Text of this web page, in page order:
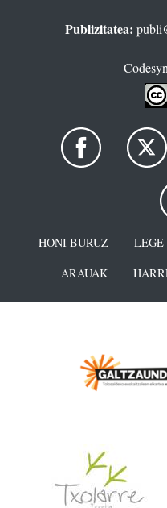
Publizitatea:
HONI BURUZ LEGE
ARAUAK